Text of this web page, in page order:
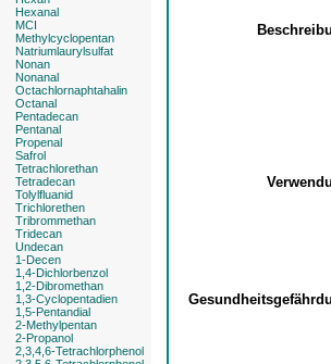
Hexanal
MCI
Methylcyclopentan
Natriumlaurylsulfat
Nonan
Nonanal
Octachlornaphtahalin
Octanal
Pentadecan
Pentanal
Propenal
Safrol
Tetrachlorethan
Tetradecan
Tolylfluanid
Trichlorethen
Tribrommethan
Tridecan
Undecan
1-Decen
1,4-Dichlorbenzol
1,2-Dibromethan
1,3-Cyclopentadien
1,5-Pentandial
2-Methylpentan
2-Propanol
2,3,4,6-Tetrachlorphenol